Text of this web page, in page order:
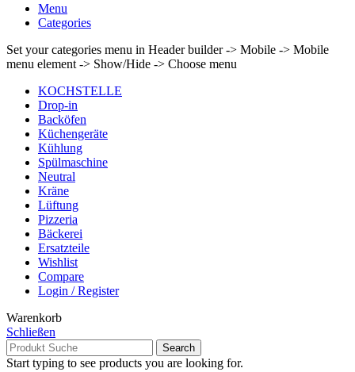
Menu
Categories
Set your categories menu in Header builder -> Mobile -> Mobile
menu element -> Show/Hide -> Choose menu
KOCHSTELLE
Drop-in
Backöfen
Küchengeräte
Kühlung
Spülmaschine
Neutral
Kräne
Lüftung
Pizzeria
Bäckerei
Ersatzteile
Wishlist
Compare
Login / Register
Warenkorb
Schließen
Search
Start typing to see products you are looking for.